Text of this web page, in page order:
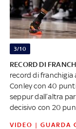
3/10
RECORD DI
record di franchigia
Conley con 40
seppur dall’altra
decisivo con 20
VIDEO |